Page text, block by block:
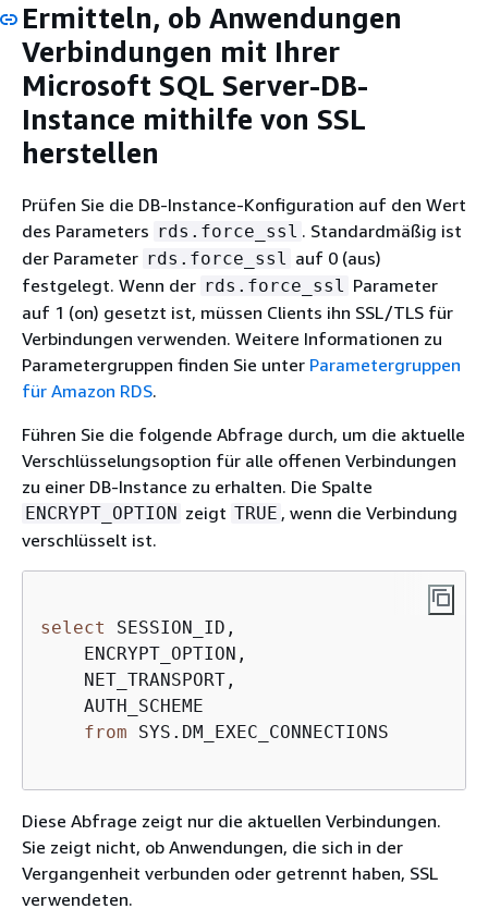
Ermitteln, ob Anwendungen
Verbindungen mit Ihrer
Microsoft SQL Server-DB-
Instance mithilfe von SSL
herstellen
Prüfen Sie die DB-Instance-Konfiguration auf den Wert
des Parameters rds.force_ssl . Standardmäßig ist
der Parameter rds.force_ssl
auf 0 (aus)
festgelegt. Wenn der rds.force_ssl
Parameter
auf 1 (on) gesetzt ist, müssen Clients ihn SSL/TLS für
Verbindungen verwenden. Weitere Informationen zu
Parametergruppen finden Sie unter Parametergruppen
für Amazon RDS.
Führen Sie die folgende Abfrage durch, um die aktuelle
Verschlüsselungsoption für alle offenen Verbindungen
zu einer DB-Instance zu erhalten. Die Spalte
ENCRYPT_OPTION zeigt TRUE , wenn die Verbindung
verschlüsselt ist.
select
SESSION_ID,
    ENCRYPT_OPTION,
    NET_TRANSPORT,
    AUTH_SCHEME
from
Diese Abfrage zeigt nur die aktuellen Verbindungen.
Sie zeigt nicht, ob Anwendungen, die sich in der
Vergangenheit verbunden oder getrennt haben, SSL
verwendeten.